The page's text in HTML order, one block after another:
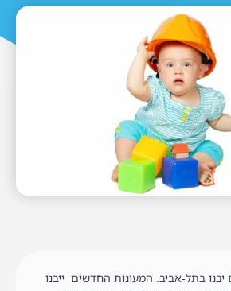
יבנו בתל-אביב. המעונות החדשים ייבנו